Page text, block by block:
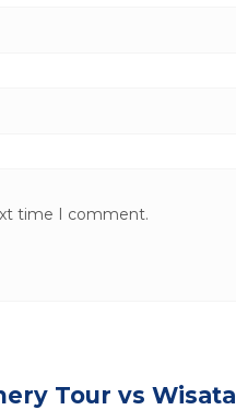
time I comment.
Tour vs Wisata